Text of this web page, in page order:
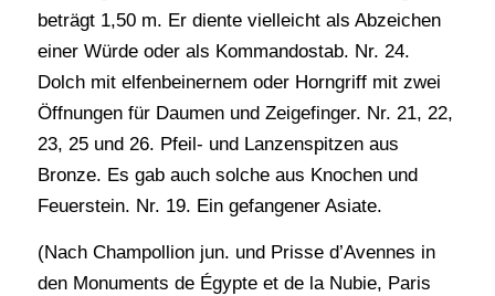
beträgt 1,50 m. Er diente vielleicht als Abzeichen
einer Würde oder als Kommandostab. Nr. 24.
Dolch mit elfenbeinernem oder Horngriff mit zwei
Öffnungen für Daumen und Zeigefinger. Nr. 21, 22,
23, 25 und 26. Pfeil- und Lanzenspitzen aus
Bronze. Es gab auch solche aus Knochen und
Feuerstein. Nr. 19. Ein gefangener Asiate.
(Nach Champollion jun. und Prisse d’Avennes in
den Monuments de Égypte et de la Nubie, Paris